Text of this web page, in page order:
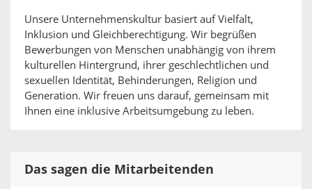
Unsere Unternehmenskultur basiert auf Vielfalt,
Inklusion und Gleichberechtigung. Wir begrüßen
Bewerbungen von Menschen unabhängig von ihrem
kulturellen Hintergrund, ihrer geschlechtlichen und
sexuellen Identität, Behinderungen, Religion und
Generation. Wir freuen uns darauf, gemeinsam mit
Ihnen eine inklusive Arbeitsumgebung zu leben.
Das sagen die Mitarbeitenden